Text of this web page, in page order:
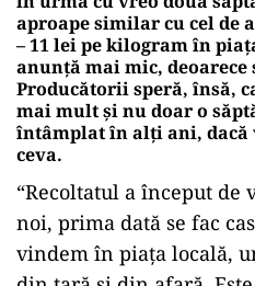
aproape similar cu cel de
– 11 lei pe kilogram în
anunță mai mic,
Producătorii speră, însă,
mai mult și nu doar o
întâmplat în alți ani, dacă
ceva.
“Recoltatul a început de
noi, prima dată se fac
vindem în piața locală,